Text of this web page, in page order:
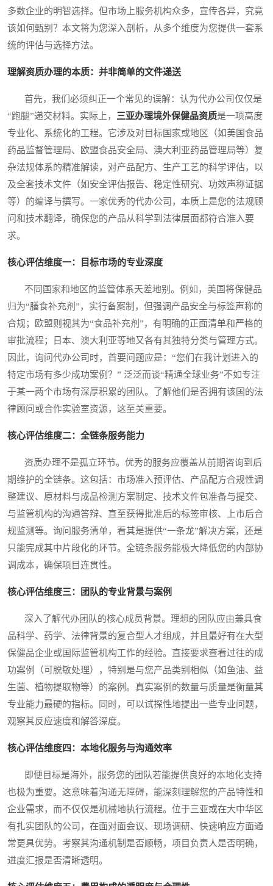
多数企业的明智选择。但市场上服务机构众多，宣传各异，究竟
该如何甄别？本文将为您深入剖析，从多个维度为您提供一套系
统的评估与选择方法。
理解资质办理的本质：并非简单的文件递送
首先，我们必须纠正一个常见的误解：认为代办公司仅仅是
“跑腿”递交材料。实际上， 三亚办理境外保健品资质是一项高度
专业化、系统化的工程。它涉及对目标国家或地区（如美国食品
药品监督管理局、欧盟食品安全局、澳大利亚药品管理局等）复
杂法规体系的精准解读，对产品配方、生产工艺的科学评估，以
及全套技术文件（如安全评估报告、稳定性研究、功效声称证据
等）的编译与撰写。一家优秀的代办公司，本质上是您的法规顾
问和技术翻译，确保您的产品从科学到法律层面都符合准入要
求。
核心评估维度一：目标市场的专业深度
不同国家和地区的监管体系天差地别。例如，美国将保健品
归为“膳食补充剂”，实行备案制，但强调产品安全与标签声称的
合规；欧盟则视其为“食品补充剂”，有明确的正面清单和严格的
审批流程；日本、澳大利亚等地又各有其独特分类与管理方式。
因此，询问代办公司时，首要问题应是：“您们在我计划进入的
特定市场有多少成功案例？” 泛泛而谈“精通全球业务”不如专注
于某一两个市场有深厚积累的团队。了解他们是否拥有该国的法
律顾问或合作实验室资源，这至关重要。
核心评估维度二：全链条服务能力
资质办理不是孤立环节。优秀的服务应覆盖从前期咨询到后
期维护的全链条。这包括：市场准入预评估、产品配方合规性调
整建议、原材料与成品检测方案制定、技术文件包准备与提交、
与监管机构的沟通答辩、直至获得批准后的标签审核、上市后合
规监测等。询问服务清单，看其是提供“一条龙”解决方案，还是
只能完成其中片段化的环节。全链条服务能极大降低您的内部协
调成本，确保项目连贯性。
核心评估维度三：团队的专业背景与案例
深入了解代办团队的核心成员背景。理想的团队应由兼具食
品科学、药学、法律背景的复合型人才组成，并且最好有在大型
保健品企业或国际监管机构工作的经验。直接要求查看过往的成
功案例（可脱敏处理），特别是与您产品类别相似（如鱼油、益
生菌、植物提取物等）的案例。真实案例的数量与质量是衡量其
专业能力最硬的指标。同时，可以试探性地提出一些专业问题，
观察其反应速度和解答深度。
核心评估维度四：本地化服务与沟通效率
即便目标是海外，服务您的团队若能提供良好的本地化支持
也极为重要。这意味着沟通无障碍，能深刻理解您的产品特性和
企业需求，而不仅仅是机械地执行流程。位于三亚或在大中华区
有扎实团队的公司，在面对面会议、现场调研、快速响应方面通
常更具优势。考察其沟通机制是否顺畅，项目负责人是否明确，
进度汇报是否清晰透明。